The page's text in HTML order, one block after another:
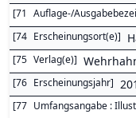
[71 Auflage-/
[74 Erscheinungsort(e)]
[75 Verlag(e)]
[76 Erscheinungsjahr]
[77 Umfangsangabe :